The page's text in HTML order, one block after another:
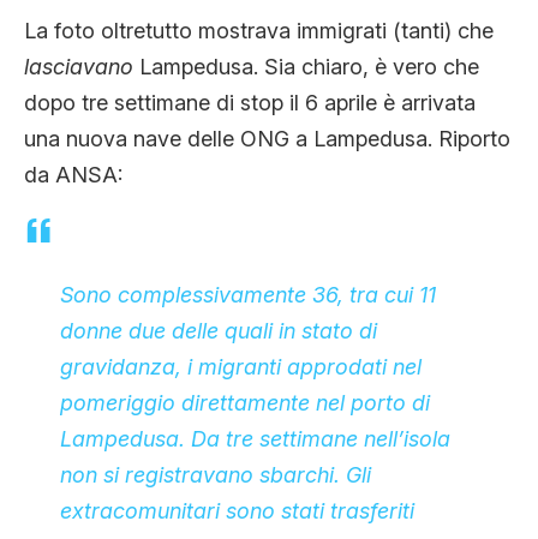
La foto oltretutto mostrava immigrati (tanti) che
lasciavano Lampedusa. Sia chiaro, è vero che
dopo tre settimane di stop il 6 aprile è arrivata
una nuova nave delle ONG a Lampedusa. Riporto
da ANSA:
Sono complessivamente 36, tra cui 11
donne due delle quali in stato di
gravidanza, i migranti approdati nel
pomeriggio direttamente nel porto di
Lampedusa. Da tre settimane nell’isola
non si registravano sbarchi. Gli
extracomunitari sono stati trasferiti